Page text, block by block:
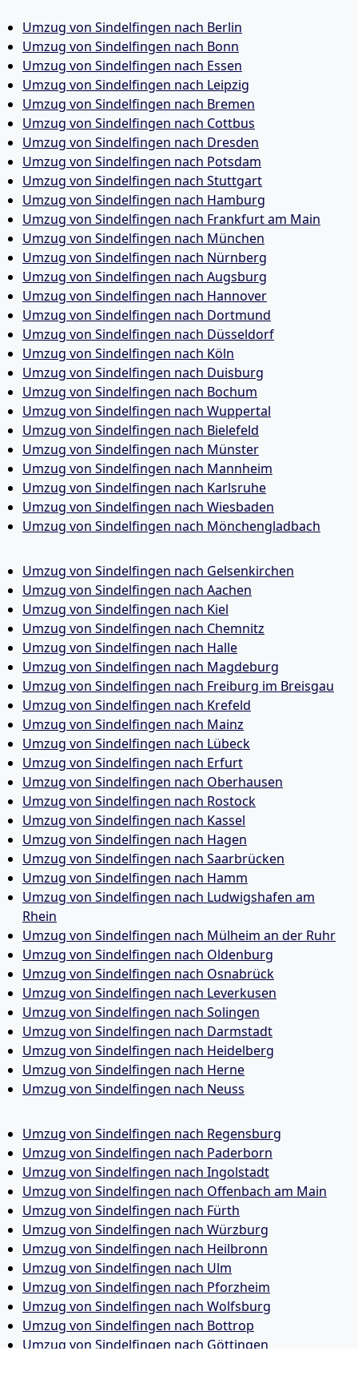
Umzug von Sindelfingen nach Berlin
Umzug von Sindelfingen nach Bonn
Umzug von Sindelfingen nach Essen
Umzug von Sindelfingen nach Leipzig
Umzug von Sindelfingen nach Bremen
Umzug von Sindelfingen nach Cottbus
Umzug von Sindelfingen nach Dresden
Umzug von Sindelfingen nach Potsdam
Umzug von Sindelfingen nach Stuttgart
Umzug von Sindelfingen nach Hamburg
Umzug von Sindelfingen nach Frankfurt am Main
Umzug von Sindelfingen nach München
Umzug von Sindelfingen nach Nürnberg
Umzug von Sindelfingen nach Augsburg
Umzug von Sindelfingen nach Hannover
Umzug von Sindelfingen nach Dortmund
Umzug von Sindelfingen nach Düsseldorf
Umzug von Sindelfingen nach Köln
Umzug von Sindelfingen nach Duisburg
Umzug von Sindelfingen nach Bochum
Umzug von Sindelfingen nach Wuppertal
Umzug von Sindelfingen nach Bielefeld
Umzug von Sindelfingen nach Münster
Umzug von Sindelfingen nach Mannheim
Umzug von Sindelfingen nach Karlsruhe
Umzug von Sindelfingen nach Wiesbaden
Umzug von Sindelfingen nach Mönchen­gladbach
Umzug von Sindelfingen nach Gelsenkirchen
Umzug von Sindelfingen nach Aachen
Umzug von Sindelfingen nach Kiel
Umzug von Sindelfingen nach Chemnitz
Umzug von Sindelfingen nach Halle
Umzug von Sindelfingen nach Magdeburg
Umzug von Sindelfingen nach Freiburg im Breisgau
Umzug von Sindelfingen nach Krefeld
Umzug von Sindelfingen nach Mainz
Umzug von Sindelfingen nach Lübeck
Umzug von Sindelfingen nach Erfurt
Umzug von Sindelfingen nach Oberhausen
Umzug von Sindelfingen nach Rostock
Umzug von Sindelfingen nach Kassel
Umzug von Sindelfingen nach Hagen
Umzug von Sindelfingen nach Saarbrücken
Umzug von Sindelfingen nach Hamm
Umzug von Sindelfingen nach Ludwigshafen am
Rhein
Umzug von Sindelfingen nach Mülheim an der Ruhr
Umzug von Sindelfingen nach Oldenburg
Umzug von Sindelfingen nach Osnabrück
Umzug von Sindelfingen nach Leverkusen
Umzug von Sindelfingen nach Solingen
Umzug von Sindelfingen nach Darmstadt
Umzug von Sindelfingen nach Heidelberg
Umzug von Sindelfingen nach Herne
Umzug von Sindelfingen nach Neuss
Umzug von Sindelfingen nach Regensburg
Umzug von Sindelfingen nach Paderborn
Umzug von Sindelfingen nach Ingolstadt
Umzug von Sindelfingen nach Offenbach am Main
Umzug von Sindelfingen nach Fürth
Umzug von Sindelfingen nach Würzburg
Umzug von Sindelfingen nach Heilbronn
Umzug von Sindelfingen nach Ulm
Umzug von Sindelfingen nach Pforzheim
Umzug von Sindelfingen nach Wolfsburg
Umzug von Sindelfingen nach Bottrop
Umzug von Sindelfingen nach Göttingen